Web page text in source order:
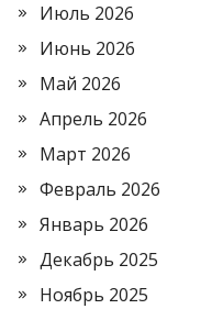
Июль 2026
Июнь 2026
Май 2026
Апрель 2026
Март 2026
Февраль 2026
Январь 2026
Декабрь 2025
Ноябрь 2025